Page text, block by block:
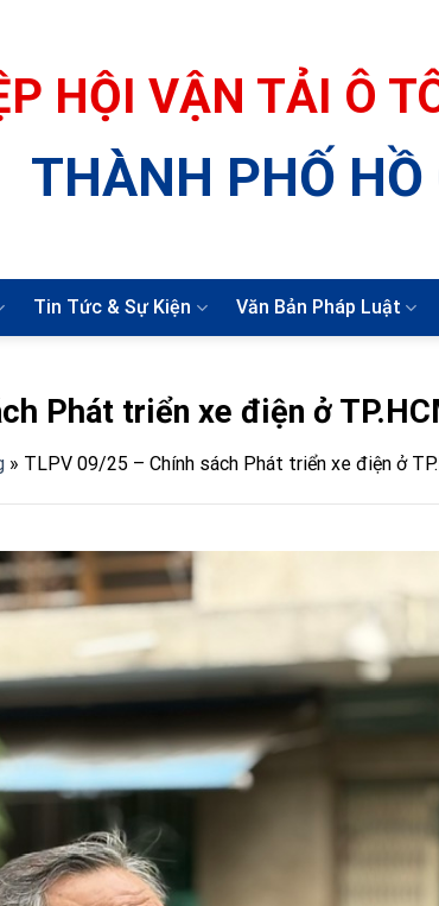
HỘI VẬN TẢI Ô
THÀNH PHỐ
Tin Tức & Sự Kiện Văn Bản Pháp Luật
Phát triển xe điện ở
» TLPV 09/25 – Chính sách Phát triển xe điện ở